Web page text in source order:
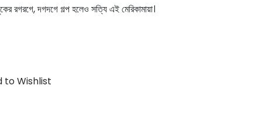
রগরগে, দগদগে গল্প হলেও সত্যি এই মেরিকামায়া।
to Wishlist